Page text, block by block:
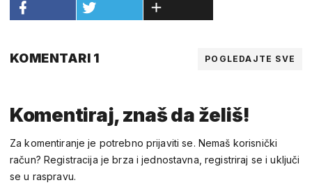
KOMENTARI 1 POGLEDAJTE SVE
Komentiraj, znaš da želiš!
Za komentiranje je potrebno prijaviti se. Nemaš korisnički
račun? Registracija je brza i jednostavna, registriraj se i uključi
se u raspravu.